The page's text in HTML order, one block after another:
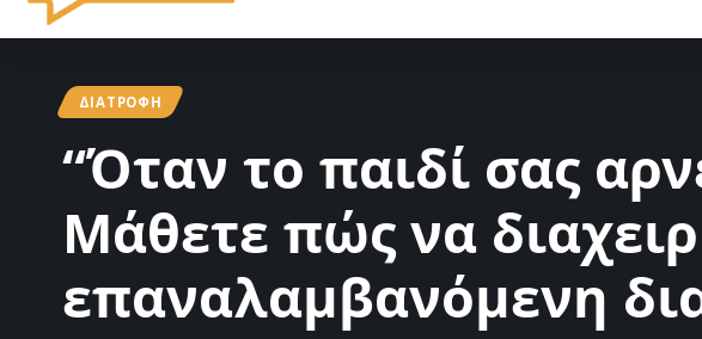
ΔΙΑΤΡΟΦΉ
“Όταν το παιδί σας
Μάθετε πώς να
επαναλαμβανόμενη